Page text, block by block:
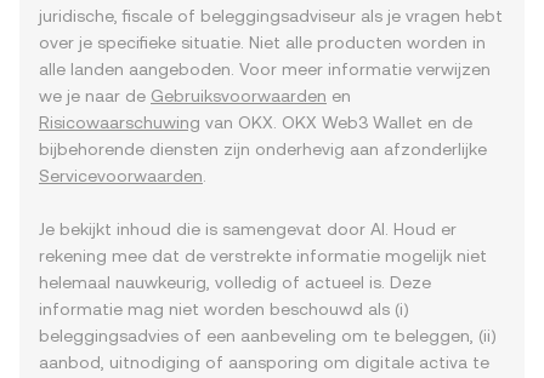
juridische, fiscale of beleggingsadviseur als je vragen hebt
over je specifieke situatie. Niet alle producten worden in
alle landen aangeboden. Voor meer informatie verwijzen
we je naar de Gebruiksvoorwaarden en
Risicowaarschuwing van OKX. OKX Web3 Wallet en de
bijbehorende diensten zijn onderhevig aan afzonderlijke
Servicevoorwaarden
Je bekijkt inhoud die is samengevat door AI. Houd er
rekening mee dat de verstrekte informatie mogelijk niet
helemaal nauwkeurig, volledig of actueel is. Deze
informatie mag niet worden beschouwd als (i)
beleggingsadvies of een aanbeveling om te beleggen, (ii)
aanbod, uitnodiging of aansporing om digitale activa te